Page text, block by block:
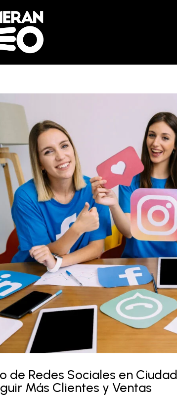
de Redes Sociales en
Más Clientes y Ventas